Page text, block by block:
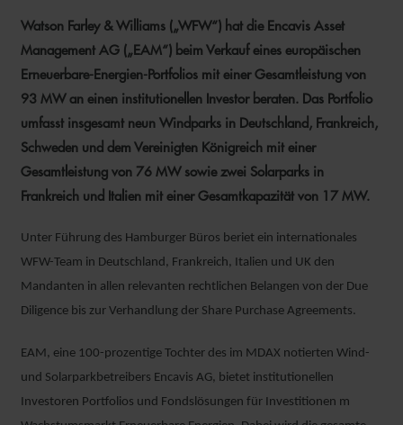
Watson Farley & Williams („WFW“) hat die Encavis Asset
Management AG („EAM“) beim Verkauf eines europäischen
Erneuerbare-Energien-Portfolios mit einer Gesamtleistung von
93 MW an einen institutionellen Investor beraten. Das Portfolio
umfasst insgesamt neun Windparks in Deutschland, Frankreich,
Schweden und dem Vereinigten Königreich mit einer
Gesamtleistung von 76 MW sowie zwei Solarparks in
Frankreich und Italien mit einer Gesamtkapazität von 17 MW.
Unter Führung des Hamburger Büros beriet ein internationales
WFW-Team in Deutschland, Frankreich, Italien und UK den
Mandanten in allen relevanten rechtlichen Belangen von der Due
Diligence bis zur Verhandlung der Share Purchase Agreements.
EAM, eine 100-prozentige Tochter des im MDAX notierten Wind-
und Solarparkbetreibers Encavis AG, bietet institutionellen
Investoren Portfolios und Fondslösungen für Investitionen m